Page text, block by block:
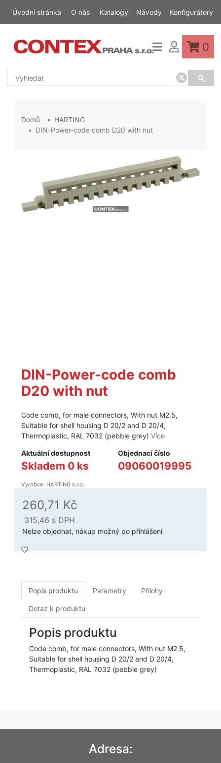
Úvodní stránka O nás Katalogy Návody Konfigurátory
x
0
Domů
HARTING
DIN-Power-code comb D20 with nut
DIN-Power-code comb
D20 with nut
Code comb, for male connectors, With nut M2.5,
Suitable for shell housing D 20/2 and D 20/4,
Thermoplastic, RAL 7032 (pebble grey) Více
Aktuální dostupnost
Skladem 0 ks
Objednací číslo
09060019995
Výrobce: HARTING s.r.o.
260,71 Kč
315,46 s DPH
Nelze objednat, nákup možný po přihlášení
Popis produktu Parametry Přílohy
Dotaz k produktu
Popis produktu
Code comb, for male connectors, With nut M2.5,
Suitable for shell housing D 20/2 and D 20/4,
Thermoplastic, RAL 7032 (pebble grey)
Adresa: